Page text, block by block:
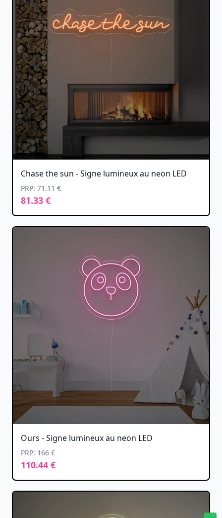
Chase the sun - Signe lumineux au neon LED
PRP: 71.11 €
81.33 €
Ours - Signe lumineux au neon LED
PRP: 166 €
110.44 €